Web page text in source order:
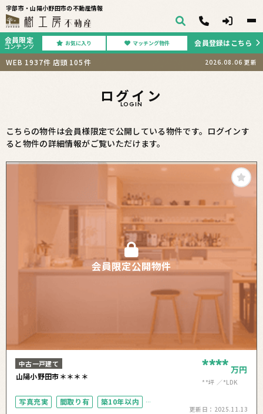
宇部市・山陽小野田市の不動産情報
会員限定
コンテンツ お気に入り マッチング物件
会員登録はこちら
WEB 1937件 店頭 105件 2026.08.06 更新
ログイン
LOGIN
こちらの物件は会員様限定で公開している物件です。ログインす
ると物件の詳細情報がご覧いただけます。
会員限定公開物件
中古一戸建て
山陽小野田市＊＊＊＊ **** 万円
**坪 *LDK
写真充実 間取り有
築10年以内
更新日： 2025.11.13